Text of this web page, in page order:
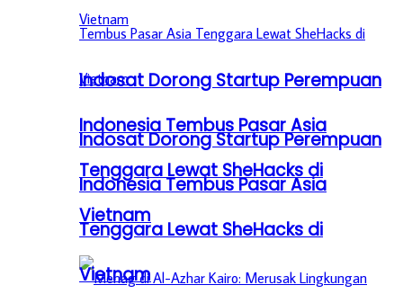
Indosat Dorong Startup Perempuan
Indonesia Tembus Pasar Asia
Tenggara Lewat SheHacks di
Vietnam
Indosat Dorong Startup Perempuan
Indonesia Tembus Pasar Asia
Tenggara Lewat SheHacks di
Vietnam